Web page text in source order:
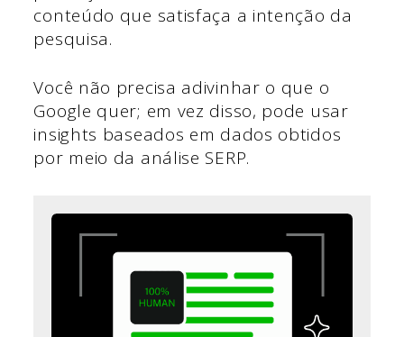
conteúdo que satisfaça a intenção da
pesquisa.
Você não precisa adivinhar o que o
Google quer; em vez disso, pode usar
insights baseados em dados obtidos
por meio da análise SERP.